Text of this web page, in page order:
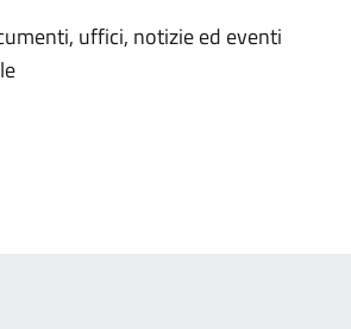
uffici, notizie ed eventi